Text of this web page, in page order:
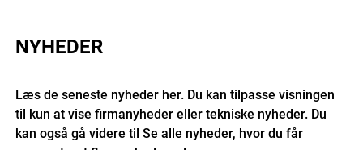
NYHEDER
Læs de seneste nyheder her. Du kan tilpasse visningen
til kun at vise firmanyheder eller tekniske nyheder. Du
kan også gå videre til Se alle nyheder, hvor du får